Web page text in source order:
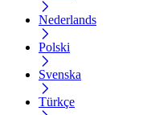
Nederlands
Polski
Svenska
Türkçe